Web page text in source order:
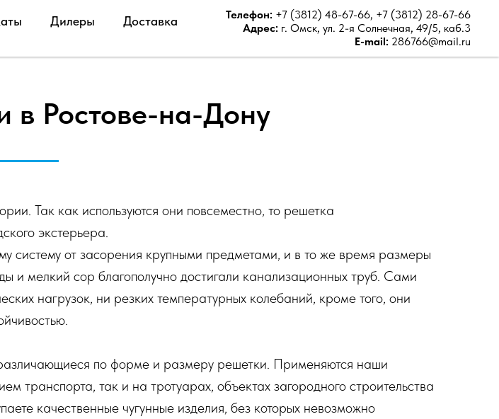
Дилеры
Доставка
Телефон: +7 (3812) 48-67-66, +7 (3812) 28-67-66
Адрес: г. Омск, ул. 2-я Солнечная, 49/5, каб.3
E-mail: 286766@mail.ru
в Ростове-на-Дону
Так как используются они повсеместно, то решетка
экстерьера.
систему от засорения крупными предметами, и в то же время размеры
и мелкий сор благополучно достигали канализационных труб. Сами
нагрузок, ни резких температурных колебаний, кроме того, они
по форме и размеру решетки. Применяются наши
транспорта, так и на тротуарах, объектах загородного строительства
качественные чугунные изделия, без которых невозможно